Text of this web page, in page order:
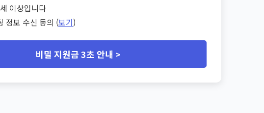
이상입니다
정보 수신 동의 (보기)
비밀 지원금 3초 안내 >